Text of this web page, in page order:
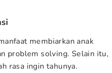
membiarkan anak
problem solving. Selain itu,
rasa ingin tahunya.